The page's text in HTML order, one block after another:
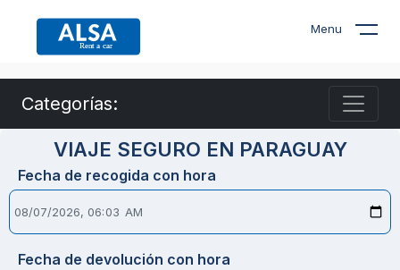
Menu
Categorías:
VIAJE SEGURO EN PARAGUAY
Fecha de recogida con hora
Fecha de devolución con hora